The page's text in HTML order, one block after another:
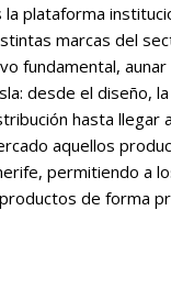
plataforma
marcas del
fundamental, aunar
desde el diseño,
hasta llegar
aquellos
permitiendo a
de forma